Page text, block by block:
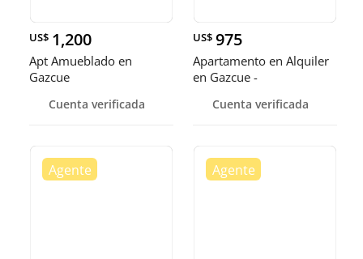
US$ 1,200
Apt Amueblado en
Gazcue
Cuenta verificada
US$ 975
Apartamento en Alquiler
en Gazcue -
Cuenta verificada